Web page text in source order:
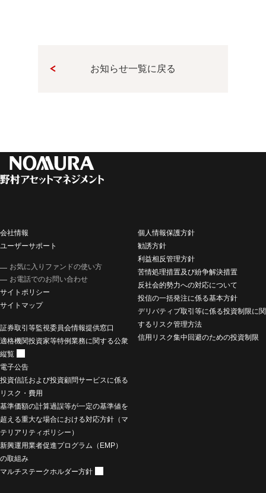
お知らせ一覧に戻る
会社情報
ユーザーサポート
お気に入りファンドの使い方
お電話でのお問い合わせ
サイトポリシー
サイトマップ
個人情報保護方針
勧誘方針
利益相反管理方針
苦情処理措置及び紛争解決措置
反社会的勢力への対応について
投信の一括発注に係る基本方針
デリバティブ取引等に係る投資制限に関
するリスク管理方法
信用リスク集中回避のための投資制限
証券取引等監視委員会情報提供窓口
適格機関投資家等特例業務に関する公衆
縦覧
電子公告
投資信託および投資顧問サービスに係る
リスク・費用
基準価額の計算過誤等が一定の基準値を
超える重大な場合における対応方針（マ
テリアリティポリシー）
新興運用業者促進プログラム（EMP）
の取組み
マルチステークホルダー方針